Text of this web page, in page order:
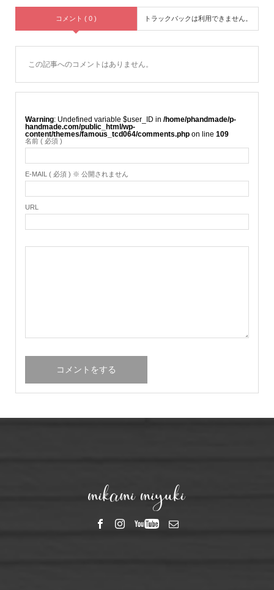
コメント ( 0 ) トラックバックは利用できません。
この記事へのコメントはありません。
Warning : Undefined variable $user_ID in /home/phandmade/p-
handmade.com/public_html/wp-
content/themes/famous_tcd064/comments.phpon line 109
名前 ( 必須 )
E-MAIL ( 必須 ) ※ 公開されません
URL